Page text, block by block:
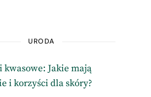
URODA
kwasowe: Jakie mają
i korzyści dla skóry?